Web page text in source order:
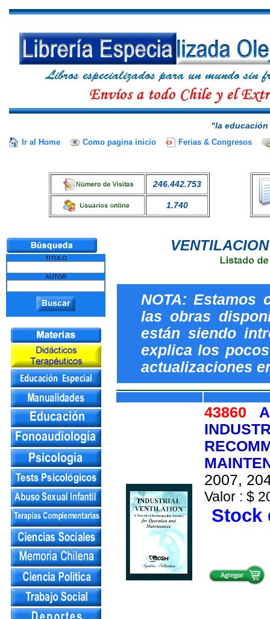
"la
Ir al Home Como pagina inicio Ferias & Congresos
246.442.753
1.740
TITULO
AUTOR
NOTA: Estamos
las obras
están siendo
explica los
actualizaciones
43860
2007,
Valor : $
Stock